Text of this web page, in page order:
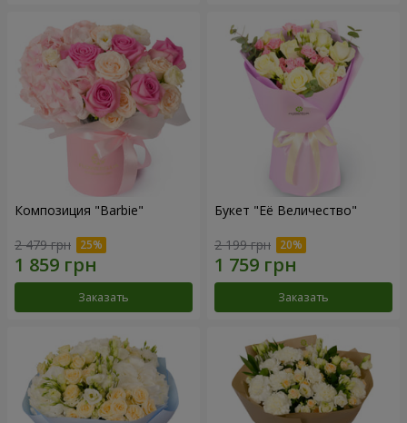
Композиция "Barbie"
2 479 грн
Заказать
Букет "Её Величество"
2 199 грн
Заказать